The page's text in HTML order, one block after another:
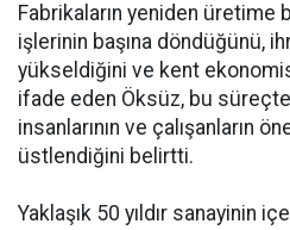
Fabrikaların yeniden üretime
işlerinin başına döndüğünü,
yükseldiğini ve kent
ifade eden Öksüz, bu
insanlarının ve çalışanların
üstlendiğini belirtti.
Yaklaşık 50 yıldır sanayinin